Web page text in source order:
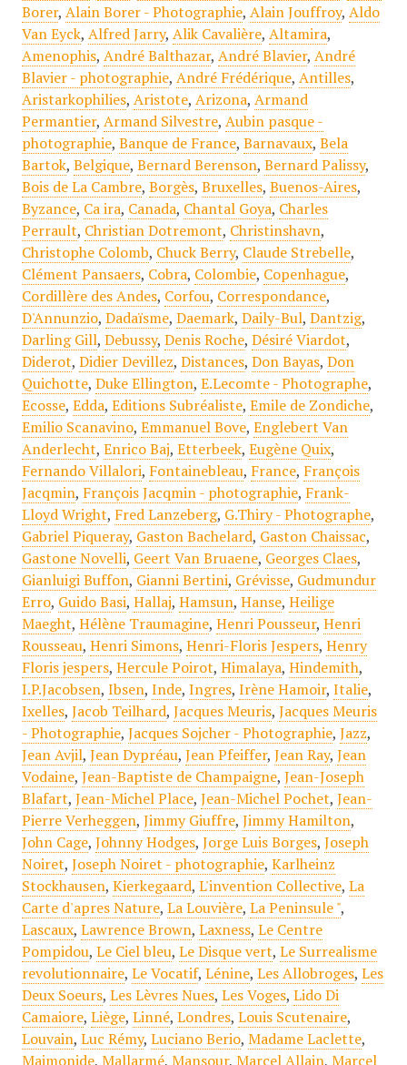
Borer, Alain Borer - Photographie, Alain Jouffroy, Aldo
Van Eyck, Alfred Jarry, Alik Cavalière, Altamira,
Amenophis, André Balthazar, André Blavier, André
Blavier - photographie, André Frédérique, Antilles,
Aristarkophilies, Aristote, Arizona, Armand
Permantier, Armand Silvestre, Aubin pasque -
photographie, Banque de France, Barnavaux, Bela
Bartok, Belgique, Bernard Berenson, Bernard Palissy,
Bois de La Cambre, Borgès, Bruxelles, Buenos-Aires,
Byzance, Ca ira, Canada, Chantal Goya, Charles
Perrault, Christian Dotremont, Christinshavn,
Christophe Colomb, Chuck Berry, Claude Strebelle,
Clément Pansaers, Cobra, Colombie, Copenhague,
Cordillère des Andes, Corfou, Correspondance,
D'Annunzio, Dadaïsme, Daemark, Daily-Bul, Dantzig,
Darling Gill, Debussy, Denis Roche, Désiré Viardot,
Diderot, Didier Devillez, Distances, Don Bayas, Don
Quichotte, Duke Ellington, E.Lecomte - Photographe,
Ecosse, Edda, Editions Subréaliste, Emile de Zondiche,
Emilio Scanavino, Emmanuel Bove, Englebert Van
Anderlecht, Enrico Baj, Etterbeek, Eugène Quix,
Fernando Villalori, Fontainebleau, France, François
Jacqmin, François Jacqmin - photographie, Frank-
Lloyd Wright, Fred Lanzeberg, G.Thiry - Photographe,
Gabriel Piqueray, Gaston Bachelard, Gaston Chaissac,
Gastone Novelli, Geert Van Bruaene, Georges Claes,
Gianluigi Buffon, Gianni Bertini, Grévisse, Gudmundur
Erro, Guido Basi, Hallaj, Hamsun, Hanse, Heilige
Maeght, Hélène Traumagine, Henri Pousseur, Henri
Rousseau, Henri Simons, Henri-Floris Jespers, Henry
Floris jespers, Hercule Poirot, Himalaya, Hindemith,
I.P.Jacobsen, Ibsen, Inde, Ingres, Irène Hamoir, Italie,
Ixelles, Jacob Teilhard, Jacques Meuris, Jacques Meuris
- Photographie, Jacques Sojcher - Photographie, Jazz,
Jean Avjil, Jean Dypréau, Jean Pfeiffer, Jean Ray, Jean
Vodaine, Jean-Baptiste de Champaigne, Jean-Joseph
Blafart, Jean-Michel Place, Jean-Michel Pochet, Jean-
Pierre Verheggen, Jimmy Giuffre, Jimmy Hamilton,
John Cage, Johnny Hodges, Jorge Luis Borges, Joseph
Noiret, Joseph Noiret - photographie, Karlheinz
Stockhausen, Kierkegaard, L'invention Collective, La
Carte d'apres Nature, La Louvière, La Peninsule ",
Lascaux, Lawrence Brown, Laxness, Le Centre
Pompidou, Le Ciel bleu, Le Disque vert, Le Surrealisme
revolutionnaire, Le Vocatif, Lénine, Les Allobroges, Les
Deux Soeurs, Les Lèvres Nues, Les Voges, Lido Di
Camaiore, Liège, Linné, Londres, Louis Scutenaire,
Louvain, Luc Rémy, Luciano Berio, Madame Laclette,
Maimonide, Mallarmé, Mansour, Marcel Allain, Marcel